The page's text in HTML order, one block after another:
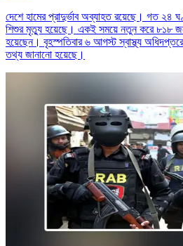
দেশে হামের প্রাদুর্ভাব অব্যাহত রয়েছে। গত ২৪
শিশুর মৃত্যু হয়েছে। একই সময়ে নতুন করে ৮১৮
হয়েছেন। বৃহস্পতিবার ৬ আগস্ট স্বাস্থ্য
তথ্য জানানো হয়েছে।